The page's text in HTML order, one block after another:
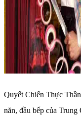
Quyết Chiến Thực
năn, đầu bếp của